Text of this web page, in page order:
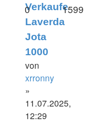
Verkaufe
Laverda
Jota
1000
von
xrronny
»
11.07.2025,
12:29
0Antworten1599